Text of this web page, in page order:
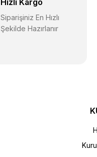
Siparişiniz En Hızlı
Şekilde Hazırlanır